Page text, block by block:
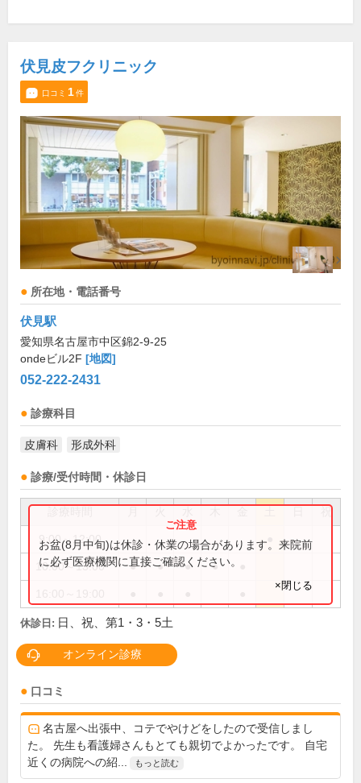
伏見皮フクリニック
口コミ 1件
所在地・電話番号
伏見駅
愛知県名古屋市中区錦2-9-25
ondeビル2F [地図]
052-222-2431
診療科目
皮膚科 形成外科
診療/受付時間・休診日
祝
9:00～12:00
10:00～13:00 ● ● ● ●
お盆(8月中旬)は休診・休業の場合があります。来院前
に必ず医療機関に直接ご確認ください。
×閉じる
休診日: 日、祝、第1・3・5土
オンライン診療
口コミ
名古屋へ出張中、コテでやけどをしたので受信しまし
た。 先生も看護婦さんもとても親切でよかったです。 自宅
近くの病院への紹...
もっと読む